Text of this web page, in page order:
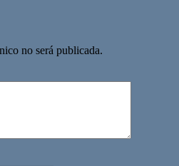
no será publicada.